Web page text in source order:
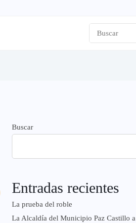
Buscar
Entradas recientes
La prueba del roble
La Alcaldía del Municipio Paz Castillo